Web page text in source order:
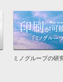
作った世界基準
ミノグループの研